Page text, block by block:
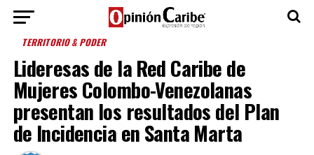
TERRITORIO & PODER
Lideresas de la Red Caribe de
Mujeres Colombo-Venezolanas
presentan los resultados del Plan
de Incidencia en Santa Marta